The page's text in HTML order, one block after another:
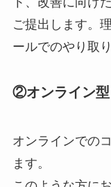
ご提出します。
ールでのやり取
②オンライン型
オンラインでの
ます。